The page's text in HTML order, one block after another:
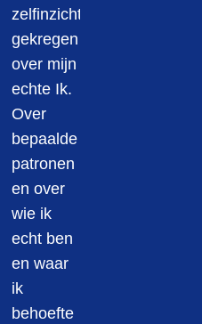
zelfinzicht
gekregen
over mijn
echte Ik.
Over
bepaalde
patronen
en over
wie ik
echt ben
en waar
ik
behoefte